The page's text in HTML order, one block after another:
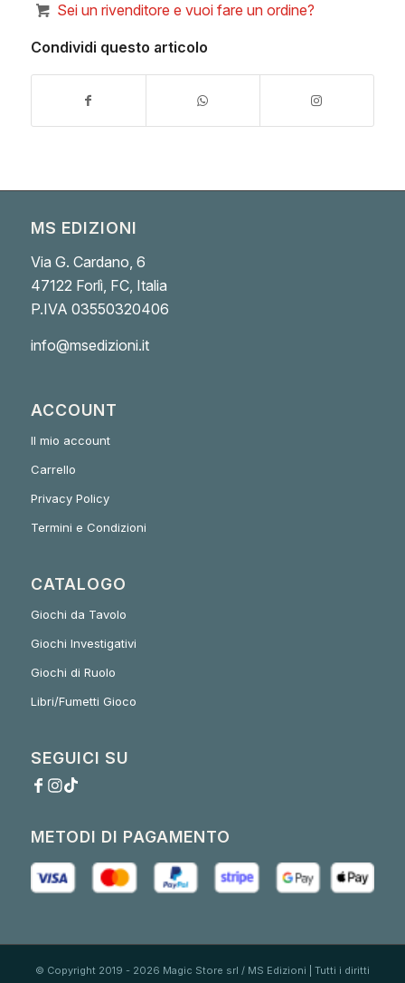
Sei un rivenditore e vuoi fare un ordine?
Condividi questo articolo
MS EDIZIONI
Via G. Cardano, 6
47122 Forlì, FC, Italia
P.IVA 03550320406
info@msedizioni.it
ACCOUNT
Il mio account
Carrello
Privacy Policy
Termini e Condizioni
CATALOGO
Giochi da Tavolo
Giochi Investigativi
Giochi di Ruolo
Libri/Fumetti Gioco
SEGUICI SU
METODI DI PAGAMENTO
© Copyright 2019 - 2026 Magic Store srl / MS Edizioni | Tutti i diritti